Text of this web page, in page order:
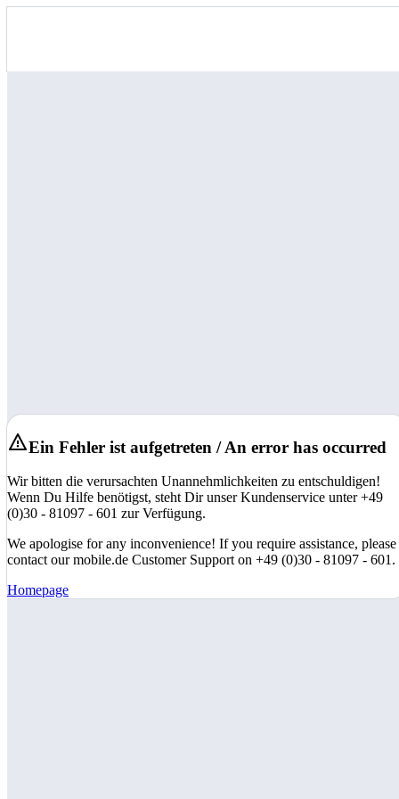
Ein Fehler ist aufgetreten / An error has occurred
Wir bitten die verursachten Unannehmlichkeiten zu entschuldigen!
Wenn Du Hilfe benötigst, steht Dir unser Kundenservice unter +49
(0)30 - 81097 - 601 zur Verfügung.
We apologise for any inconvenience! If you require assistance, please
contact our mobile.de Customer Support on +49 (0)30 - 81097 - 601.
Homepage